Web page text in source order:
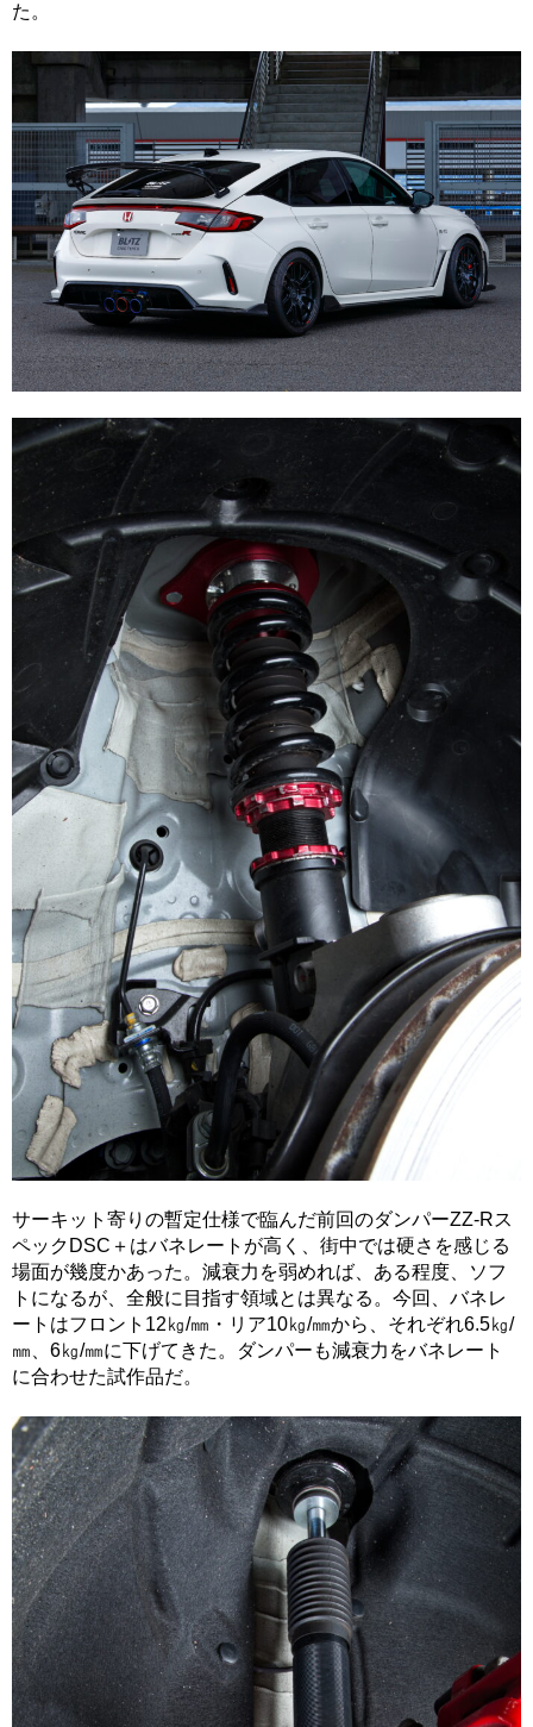
た。
サーキット寄りの暫定仕様で臨んだ前回のダンパーZZ-Rス
ペックDSC＋はバネレートが高く、街中では硬さを感じる
場面が幾度かあった。減衰力を弱めれば、ある程度、ソフ
トになるが、全般に目指す領域とは異なる。今回、バネレ
ートはフロント12㎏/㎜・リア10㎏/㎜から、それぞれ6.5㎏/
㎜、6㎏/㎜に下げてきた。ダンパーも減衰力をバネレート
に合わせた試作品だ。